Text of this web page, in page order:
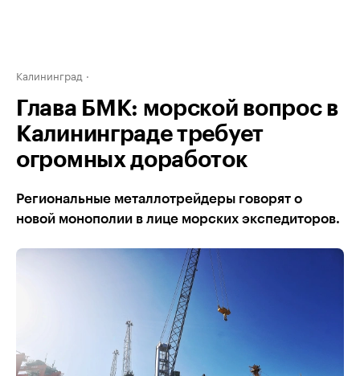
Калининград
Глава БМК: морской вопрос в
Калининграде требует
огромных доработок
Региональные металлотрейдеры говорят о
новой монополии в лице морских экспедиторов.